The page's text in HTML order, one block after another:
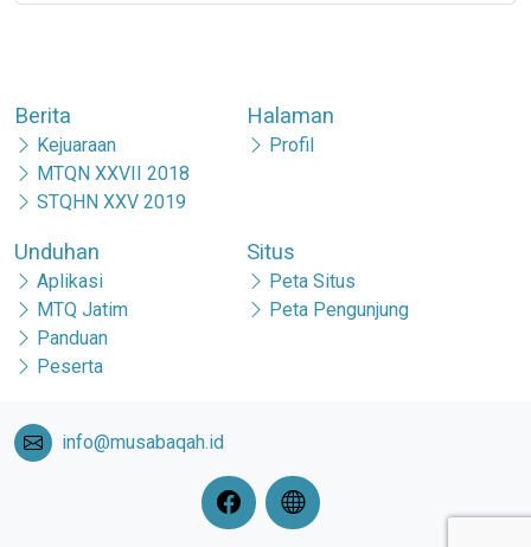
Berita
Kejuaraan
MTQN XXVII 2018
STQHN XXV 2019
Halaman
Profil
Unduhan
Aplikasi
MTQ Jatim
Panduan
Peserta
Situs
Peta Situs
Peta Pengunjung
info@musabaqah.id